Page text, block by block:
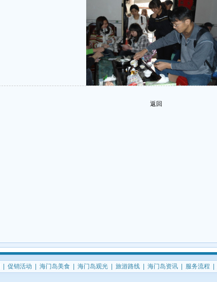
返回
促销活动 海门岛美食| 海门岛观光| 旅游路线| 海门岛资讯| 服务流程